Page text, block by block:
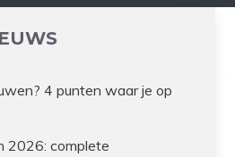
4 punten waar je op
2026: complete